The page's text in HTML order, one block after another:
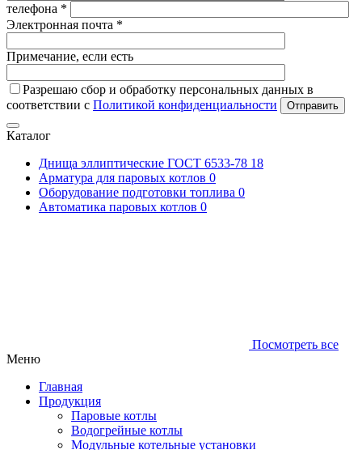
телефона *
Электронная почта *
Примечание, если есть
Разрешаю сбор и обработку персональных данных в
соответствии с Политикой конфиденциальности Отправить
Каталог
Днища эллиптические ГОСТ 6533-78 18
Арматура для паровых котлов 0
Оборудование подготовки топлива 0
Автоматика паровых котлов 0
Посмотреть все
Меню
Главная
Продукция
Паровые котлы
Водогрейные котлы
Модульные котельные установки